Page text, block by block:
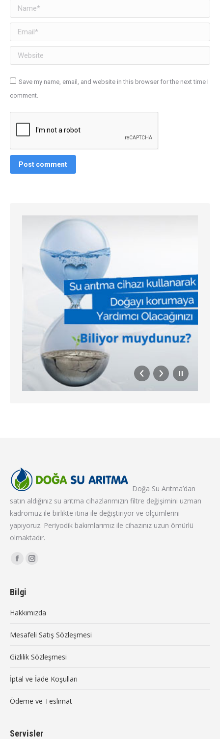
Name *
Email *
Website
Save my name, email, and website in this browser for the next time I
comment.
Post comment
Doğa Su Arıtma’dan
satın aldığınız su arıtma cihazlarımızın filtre değişimini uzman
kadromuz ile birlikte itina ile değiştiriyor ve ölçümlerini
yapıyoruz. Periyodik bakımlarımız ile cihazınız uzun ömürlü
olmaktadır.
Find us on:
Facebook
opens
new
Instagram
new
Bilgi
Hakkımızda
Mesafeli Satış Sözleşmesi
Gizlilik Sözleşmesi
İptal ve İade Koşulları
Ödeme ve Teslimat
Servisler